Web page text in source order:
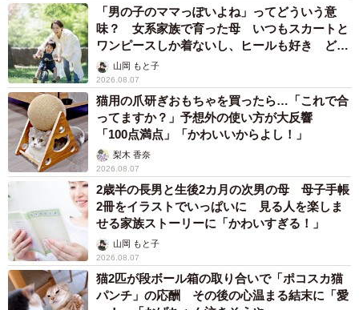
「男の子のママっぽいよね」ってどういう意
味？ 女系家族で育った母 いつもスカートと
ワンピースしか着ないし、ヒールも好き どの
へんが…
山岡 もと子
2026.08.07
猫用の爪研ぎおもちゃを買ったら…「これで合
ってますか？」予想外の使い方が大反響
「100点満点」「かわいいからよし！」
梨木 香奈
2026.08.07
2歳半の長男と生後2カ月の次男の母 母子手帳
2冊をイラストでいっぱいに 見る人を楽しま
せる家族ストーリーに「かわいすぎる！」
山岡 もと子
2026.08.07
猫2匹が段ボール箱の取り合いで「ポコスカ猫
パンチ」の応酬 その後の心温まる結末に「愛